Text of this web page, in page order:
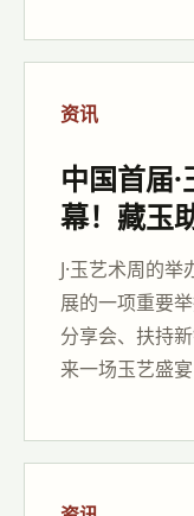
资讯
中国首届
幕！藏玉
J·玉艺术周的
展的一项重要
分享会、扶持
来一场玉艺盛宴